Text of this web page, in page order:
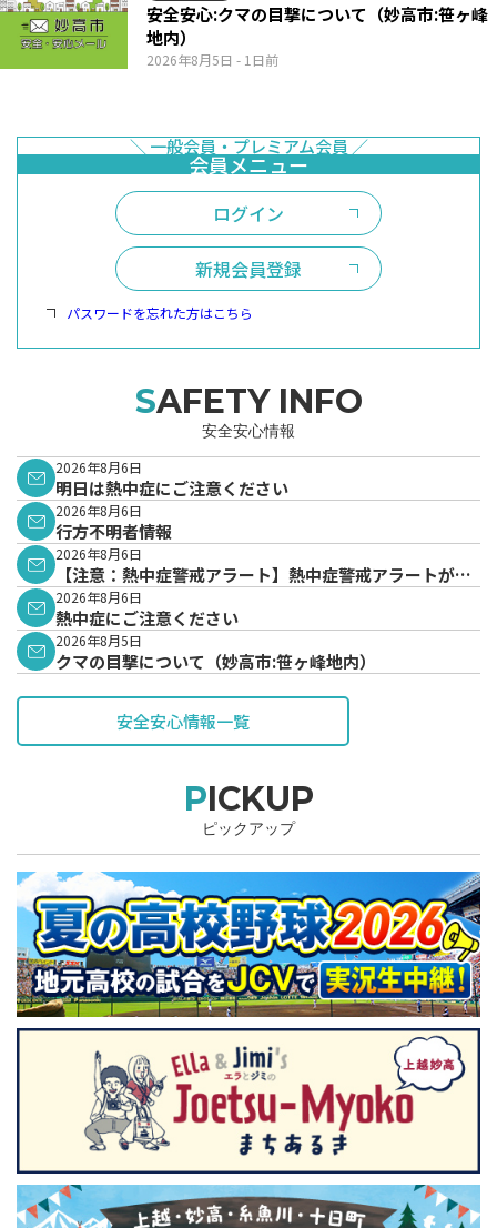
2026年8月5日 - 1日前
安全安心:クマの目撃について（妙高市:笹ヶ峰
地内）
ログイン
新規会員登録
パスワードを忘れた方はこちら
SAFETY INFO
安全安心情報
2026年8月6日
明日は熱中症にご注意ください
2026年8月6日
行方不明者情報
2026年8月6日
【注意：熱中症警戒アラート】熱中症警戒アラートが発
表されています。
2026年8月6日
熱中症にご注意ください
2026年8月5日
クマの目撃について（妙高市:笹ヶ峰地内）
安全安心情報一覧
PICKUP
ピックアップ